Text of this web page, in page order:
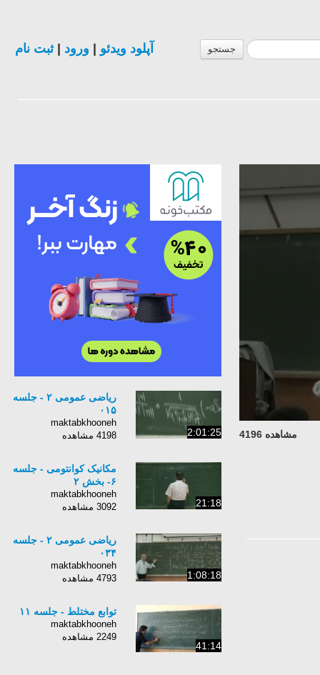
جستجو آپلود ویدئو ورود |ثبت نام
مشاهده 4196 2:01:25
ریاضی عمومی ۲ - جلسه
۰۱۵
maktabkhooneh
4198 مشاهده
21:18
مکانیک کوانتومی - جلسه
۶- بخش ۲
maktabkhooneh
3092 مشاهده
1:08:18
ریاضی عمومی ۲ - جلسه
۰۳۴
maktabkhooneh
4793 مشاهده
41:14
توابع مختلط - جلسه ۱۱
maktabkhooneh
2249 مشاهده